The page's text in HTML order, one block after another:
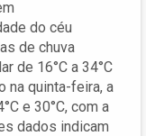
do céu
de chuva
de 16°C a 34°C
na quinta-feira, a
e 30°C, com a
dados indicam